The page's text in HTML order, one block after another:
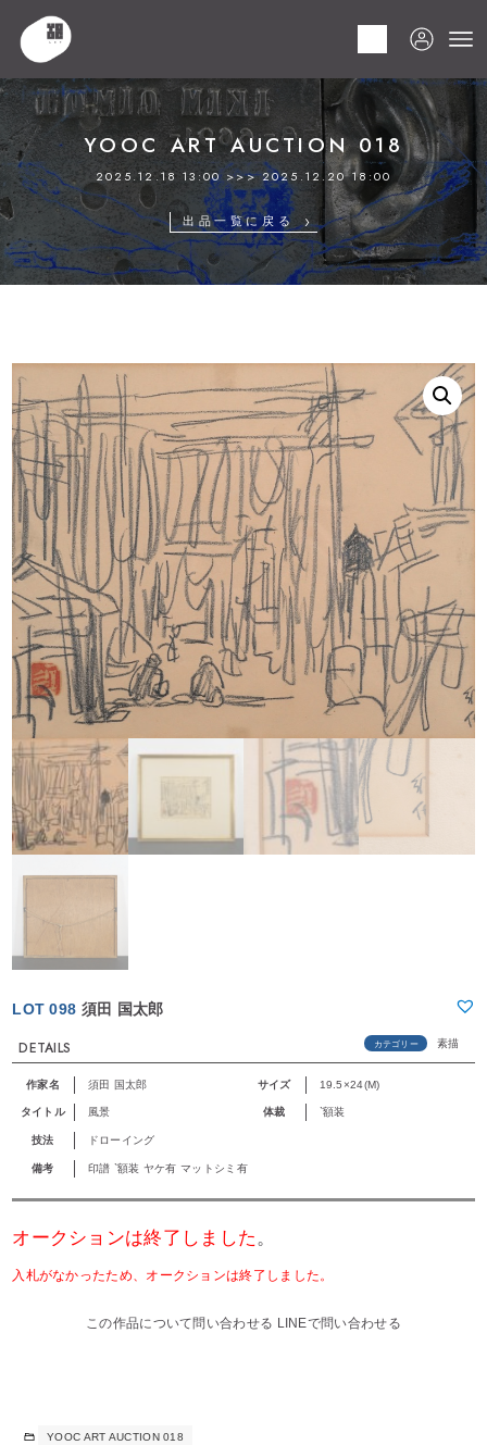
HOME
YOOC ART AUCTION 018
2025.12.18 13:00 >>> 2025.12.20 18:00
出品一覧に戻る
LOT 098 須田 国太郎
DETAILS カテゴリー 素描
作家名 須田 国太郎 サイズ 19.5×24(M)
タイトル 風景 体裁 `額装
技法 ドローイング
備考 印譜 `額装 ヤケ有 マットシミ有
オークションは終了しました。
入札がなかったため、オークションは終了しました。
この作品について問い合わせる LINEで問い合わせる
YOOC ART AUCTION 018